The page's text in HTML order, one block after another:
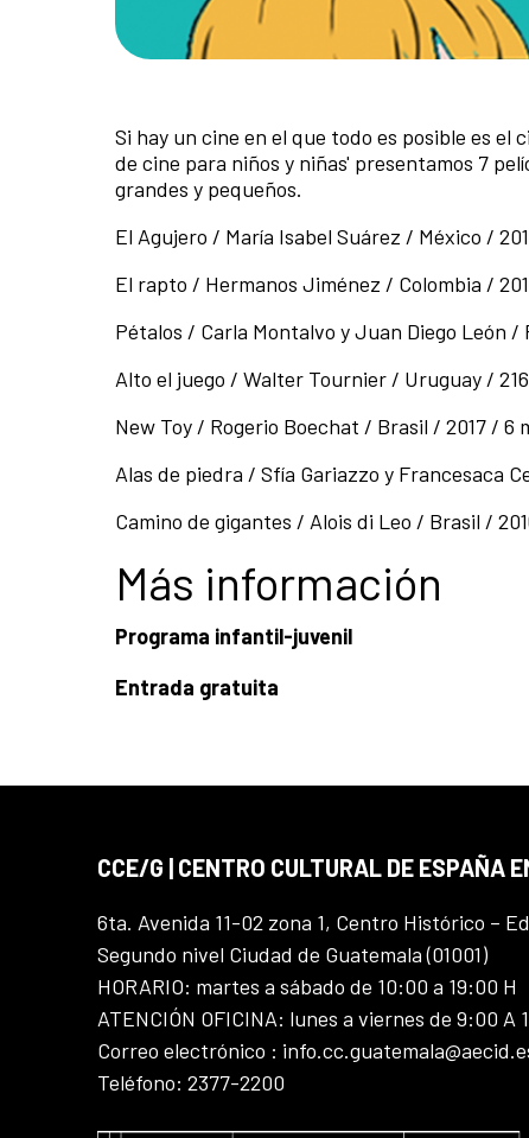
Si hay un cine en el que todo es posible es
de cine para niños y niñas' presentamos 7
grandes y pequeños.
El Agujero / María Isabel Suárez / México /
El rapto / Hermanos Jiménez / Colombia /
Pétalos / Carla Montalvo y Juan Diego León /
Alto el juego / Walter Tournier / Uruguay /
New Toy / Rogerio Boechat / Brasil / 2017 / 6
Alas de piedra / Sfía Gariazzo y Francesaca
Camino de gigantes / Alois di Leo / Brasil /
Más información
Programa infantil-juvenil
Entrada gratuita
CCE/G | CENTRO CULTURAL DE ESPAÑA
6ta. Avenida 11-02 zona 1, Centro Histórico –
Segundo nivel Ciudad de Guatemala (01001)
HORARIO: martes a sábado de 10:00 a 19:00 H
ATENCIÓN OFICINA: lunes a viernes de 9:00 A
Correo electrónico :
Teléfono: 2377-2200